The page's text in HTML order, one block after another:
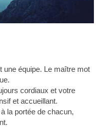
une équipe. Le maître mot
cordiaux et votre
et accueillant.
la portée de chacun,